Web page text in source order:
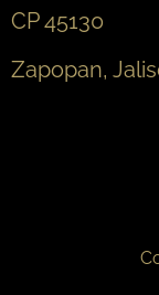
CP 45130
Zapopan,